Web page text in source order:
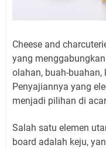
Cheese and
yang
olahan, buah-buahan,
Penyajiannya yang
menjadi pilihan di
Salah satu elemen
board adalah keju,